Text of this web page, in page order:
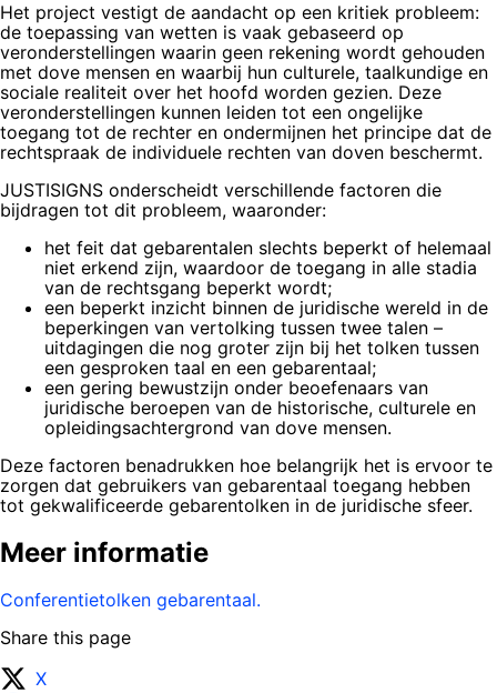
Het project vestigt de aandacht op een kritiek probleem:
de toepassing van wetten is vaak gebaseerd op
veronderstellingen waarin geen rekening wordt gehouden
met dove mensen en waarbij hun culturele, taalkundige en
sociale realiteit over het hoofd worden gezien. Deze
veronderstellingen kunnen leiden tot een ongelijke
toegang tot de rechter en ondermijnen het principe dat de
rechtspraak de individuele rechten van doven beschermt.
JUSTISIGNS onderscheidt verschillende factoren die
bijdragen tot dit probleem, waaronder:
het feit dat gebarentalen slechts beperkt of helemaal
niet erkend zijn, waardoor de toegang in alle stadia
van de rechtsgang beperkt wordt;
een beperkt inzicht binnen de juridische wereld in de
beperkingen van vertolking tussen twee talen –
uitdagingen die nog groter zijn bij het tolken tussen
een gesproken taal en een gebarentaal;
een gering bewustzijn onder beoefenaars van
juridische beroepen van de historische, culturele en
opleidingsachtergrond van dove mensen.
Deze factoren benadrukken hoe belangrijk het is ervoor te
zorgen dat gebruikers van gebarentaal toegang hebben
tot gekwalificeerde gebarentolken in de juridische sfeer.
Meer informatie
Conferentietolken gebarentaal.
Share this page
X